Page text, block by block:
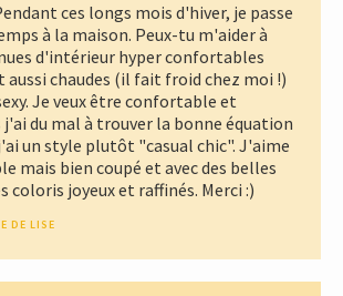
ces longs mois d'hiver, je passe
à la maison. Peux-tu m'aider à
d'intérieur hyper confortables
aussi chaudes (il fait froid chez moi !)
Je veux être confortable et
du mal à trouver la bonne équation
un style plutôt "casual chic". J'aime
mais bien coupé et avec des belles
coloris joyeux et raffinés. Merci :)
DE LISE